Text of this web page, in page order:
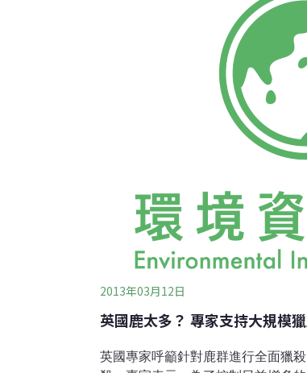
2013年03月12日
英國鹿太多？ 專家支持大規模
英國專家呼籲針對鹿群進行全面獵